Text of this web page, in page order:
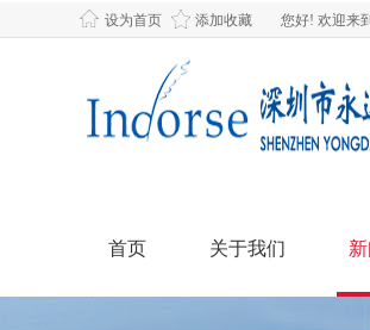
设为首页 添加收藏 您好! 欢迎来
首页 关于我们